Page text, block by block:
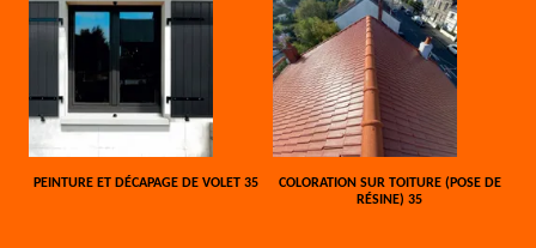
PEINTURE ET DÉCAPAGE DE VOLET 35
COLORATION SUR TOITURE (POSE DE
RÉSINE) 35